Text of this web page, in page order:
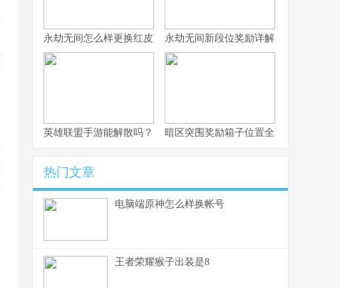
永劫无间怎么样更换红皮 永劫无间新段位奖励详解
英雄联盟手游能解散吗？ 暗区突围奖励箱子位置全攻略
热门文章
电脑端原神怎么样换帐号
王者荣耀猴子出装是8